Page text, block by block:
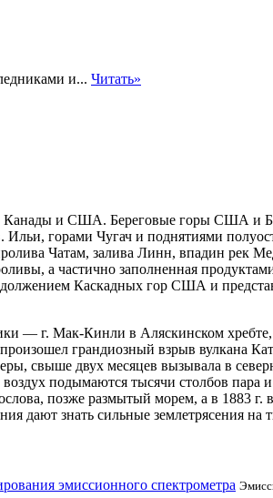
и... Читать»
Канады и США. Береговые горы США и
горами Чугач и поднятиями
Чатам, залива Линн, впадин рек
а частично заполненная
Каскадных гор США и
— г. Мак-Кинли в Аляскинском
грандиозный взрыв вулкана
свыше двух месяцев вызывала в
подымаются тысячи столбов пара
позже размытый морем, а в 1883 г.
дают знать сильные землетрясения на
эмиссионного спектрометра